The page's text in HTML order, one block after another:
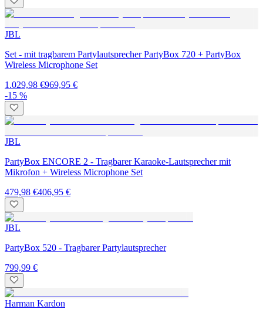
JBL
Set - mit tragbarem Partylautsprecher PartyBox 720 + PartyBox
Wireless Microphone Set
1.029,98 €969,95 €
-15 %
JBL
PartyBox ENCORE 2 - Tragbarer Karaoke-Lautsprecher mit
Mikrofon + Wireless Microphone Set
479,98 €406,95 €
JBL
PartyBox 520 - Tragbarer Partylautsprecher
799,99 €
Harman Kardon